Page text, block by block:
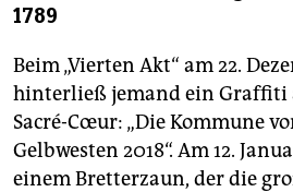
1789
Beim „Vierten Akt“ am 22.
hinterließ jemand ein Graffiti
Sacré-Cœur: „Die Kommune
Gelbwesten 2018“. Am 12.
einem Bretterzaun, der die